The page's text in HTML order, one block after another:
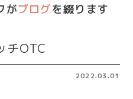
がブログを綴ります
チOTC
2022.03.01